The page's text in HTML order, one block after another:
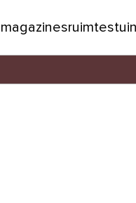
magazinesruimtestuin